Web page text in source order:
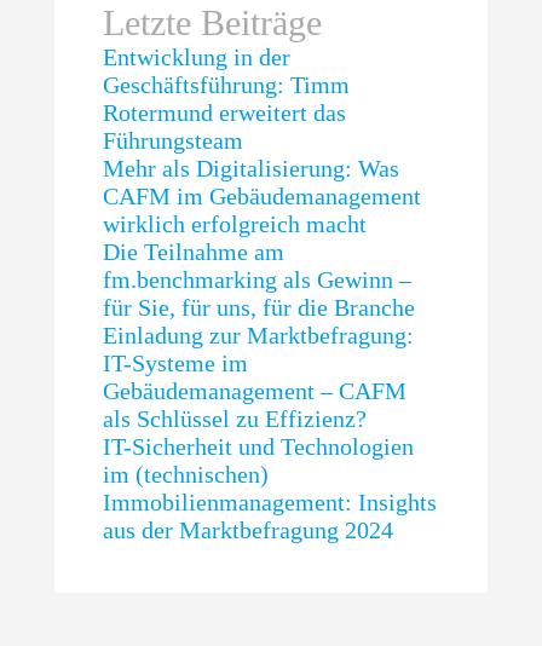
Letzte Beiträge
Entwicklung in der
Geschäftsführung: Timm
Rotermund erweitert das
Führungsteam
Mehr als Digitalisierung: Was
CAFM im Gebäudemanagement
wirklich erfolgreich macht
Die Teilnahme am
fm.benchmarking als Gewinn –
für Sie, für uns, für die Branche
Einladung zur Marktbefragung:
IT-Systeme im
Gebäudemanagement – CAFM
als Schlüssel zu Effizienz?
IT-Sicherheit und Technologien
im (technischen)
Immobilienmanagement: Insights
aus der Marktbefragung 2024